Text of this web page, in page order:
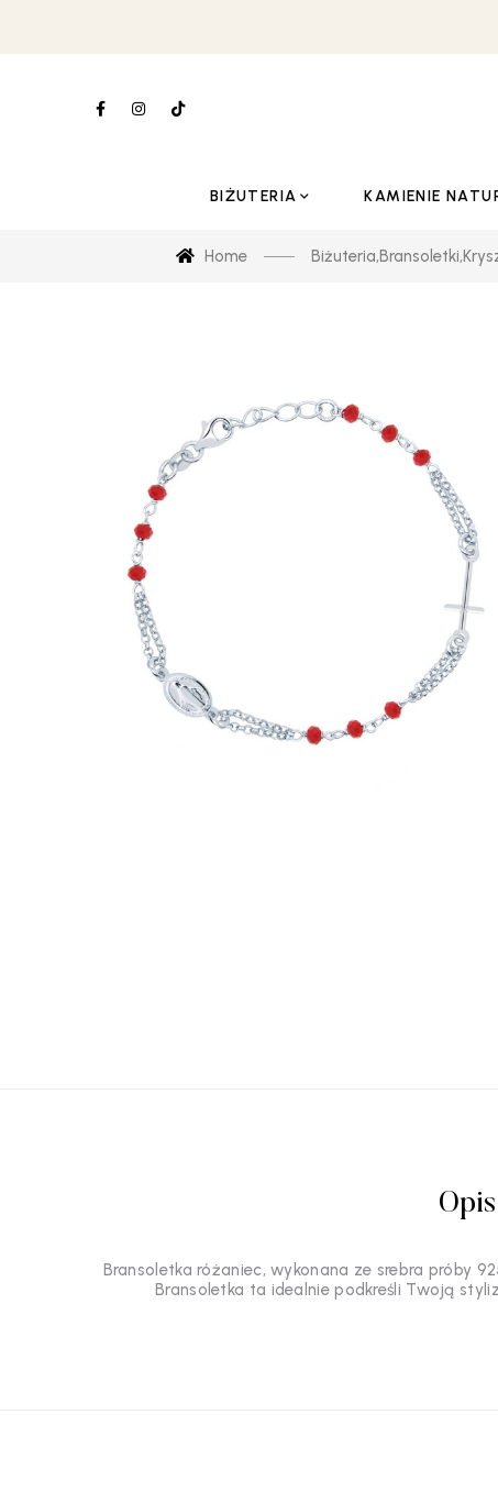
BIŻUTERIA KAMIENIE
Home Biżuteria,Bransoletki,
Opis
Bransoletka różaniec, wykonana ze srebra próby
Bransoletka ta idealnie podkreśli Twoją